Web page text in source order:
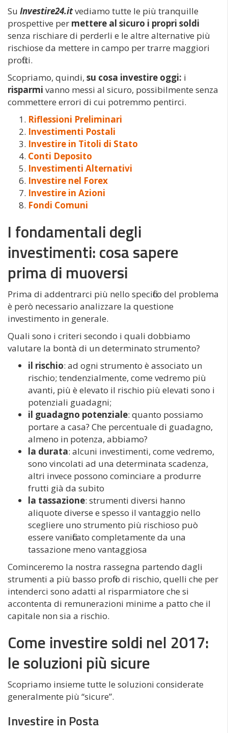
Su Investire24.itvediamo tutte le più tranquille
prospettive per mettere al sicuro i propri soldi
senza rischiare di perderli e le altre alternative più
rischiose da mettere in campo per trarre maggiori
profitti.
Scopriamo, quindi, su cosa investire oggi: i
risparmi vanno messi al sicuro, possibilmente senza
commettere errori di cui potremmo pentirci.
Riflessioni Preliminari
Investimenti Postali
Investire in Titoli di Stato
Conti Deposito
Investimenti Alternativi
Investire nel Forex
Investire in Azioni
Fondi Comuni
I fondamentali degli
investimenti: cosa sapere
prima di muoversi
Prima di addentrarci più nello specifico del problema
è però necessario analizzare la questione
investimento in generale.
Quali sono i criteri secondo i quali dobbiamo
valutare la bontà di un determinato strumento?
il rischio: ad ogni strumento è associato un
rischio; tendenzialmente, come vedremo più
avanti, più è elevato il rischio più elevati sono i
potenziali guadagni;
il guadagno potenziale: quanto possiamo
portare a casa? Che percentuale di guadagno,
almeno in potenza, abbiamo?
la durata: alcuni investimenti, come vedremo,
sono vincolati ad una determinata scadenza,
altri invece possono cominciare a produrre
frutti già da subito
la tassazione: strumenti diversi hanno
aliquote diverse e spesso il vantaggio nello
scegliere uno strumento più rischioso può
essere vanificato completamente da una
tassazione meno vantaggiosa
Cominceremo la nostra rassegna partendo dagli
strumenti a più basso profilo di rischio, quelli che per
intenderci sono adatti al risparmiatore che si
accontenta di remunerazioni minime a patto che il
capitale non sia a rischio.
Come investire soldi nel 2017:
le soluzioni più sicure
Scopriamo insieme tutte le soluzioni considerate
generalmente più “sicure”.
Investire in Posta